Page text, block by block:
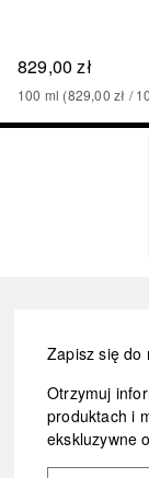
829,00 zł
100 ml (829,00 zł /
Zapisz się do
Otrzymuj
produktach i
ekskluzywne